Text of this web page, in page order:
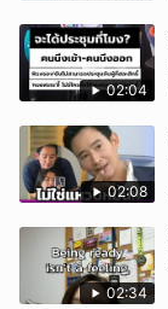
02:04
02:08
02:34